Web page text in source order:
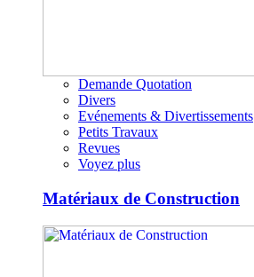
Demande Quotation
Divers
Evénements & Divertissements
Petits Travaux
Revues
Voyez plus
Matériaux de Construction